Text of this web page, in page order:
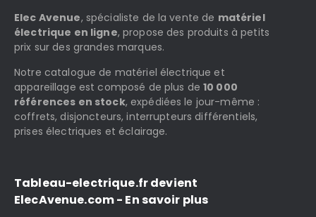
Elec Avenue, spécialiste de la vente de matériel
électrique en ligne, propose des produits à petits
prix sur des grandes marques.
Notre catalogue de matériel électrique et
appareillage est composé de plus de10 000
références en stock, expédiées le jour-même :
coffrets, disjoncteurs, interrupteurs différentiels,
prises électriques et éclairage.
Tableau-electrique.fr devient
ElecAvenue.com - En savoir plus